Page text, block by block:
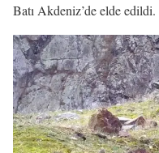
Batı Akdeniz’de elde edildi.